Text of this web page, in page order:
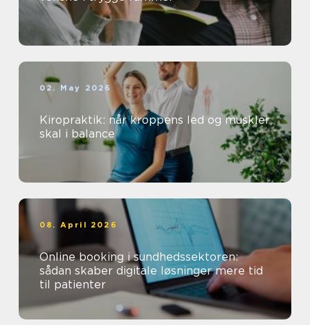
02. May 2026
Kiropraktik: når kroppens led og muskler
skal i balance
08. April 2026
Online booking i sundhedssektoren:
sådan skaber digitale løsninger mere tid
til patienter